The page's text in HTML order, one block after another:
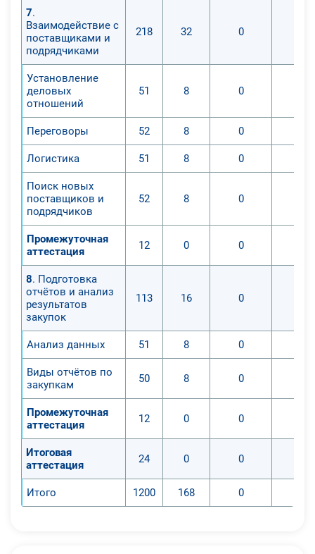
7.
Взаимодействие с
поставщиками и
подрядчиками
218 32 0
Установление
деловых
отношений
51 8 0
Переговоры 52 8 0
Логистика 51 8 0
Поиск новых
поставщиков и
подрядчиков
52 8 0
Промежуточная
аттестация
12 0 0
8. Подготовка
отчётов и анализ
результатов
закупок
113 16 0
Анализ данных 51 8 0
Виды отчётов по
закупкам
50 8 0
Промежуточная
аттестация
12 0 0
Итоговая
аттестация
24 0 0
Итого 1200 168 0